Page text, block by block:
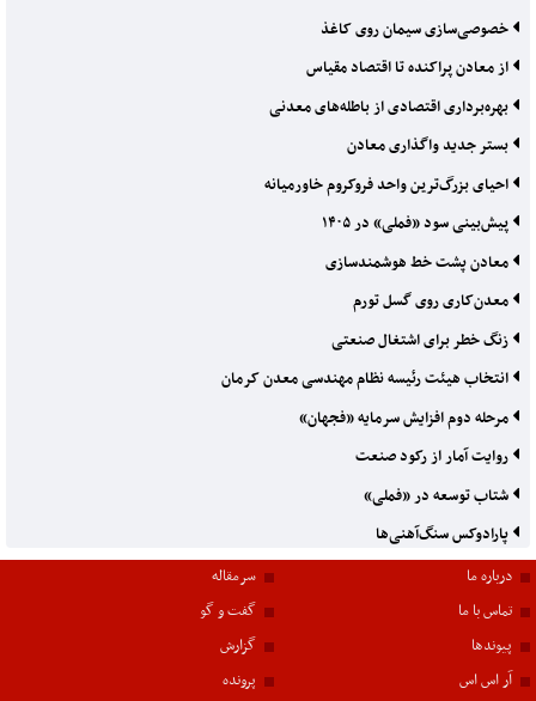
خصوصی‌سازی سیمان روی کاغذ
از معادن پراکنده تا اقتصاد مقیاس
بهره‌برداری اقتصادی از باطله‌های معدنی
بستر جدید واگذاری معادن
احیای بزرگ‌ترین واحد فروکروم خاورمیانه
پیش‌بینی سود «فملی» در ۱۴۰۵
معادن پشت خط هوشمندسازی
معدن‌کاری روی گسل تورم
زنگ خطر برای اشتغال صنعتی
انتخاب هیئت رئیسه نظام مهندسی معدن کرمان
مرحله دوم افزایش سرمایه «فجهان»
روایت آمار از رکود صنعت
شتاب توسعه در «فملی»
پارادوکس سنگ‌آهنی‌ها
درباره ما
تماس با ما
پیوندها
آر اس اس
سرمقاله
گفت و گو
گزارش
پرونده